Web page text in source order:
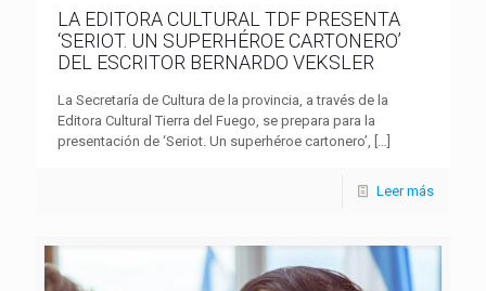
LA EDITORA CULTURAL TDF PRESENTA
‘SERIOT. UN SUPERHÉROE CARTONERO’
DEL ESCRITOR BERNARDO VEKSLER
La Secretaría de Cultura de la provincia, a través de la
Editora Cultural Tierra del Fuego, se prepara para la
presentación de ‘Seriot. Un superhéroe cartonero’, […]
Leer más